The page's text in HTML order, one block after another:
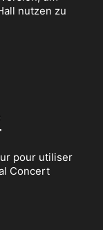
nutzen zu
pour utiliser
Concert